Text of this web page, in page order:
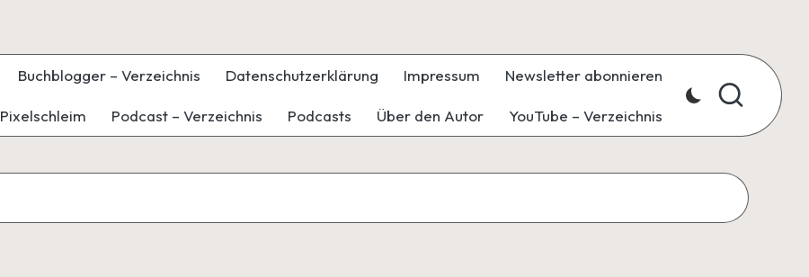
Buchblogger – Verzeichnis Datenschutzerklärung Impressum Newsletter abonnieren
Pixelschleim Podcast – Verzeichnis Podcasts Über den Autor YouTube – Verzeichnis